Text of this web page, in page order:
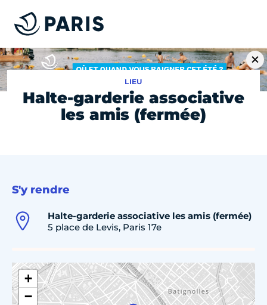
LIEU
Halte-garderie associative
les amis (fermée)
S'y rendre
Halte-garderie associative les amis (fermée)
5 place de Levis, Paris 17e
+
−